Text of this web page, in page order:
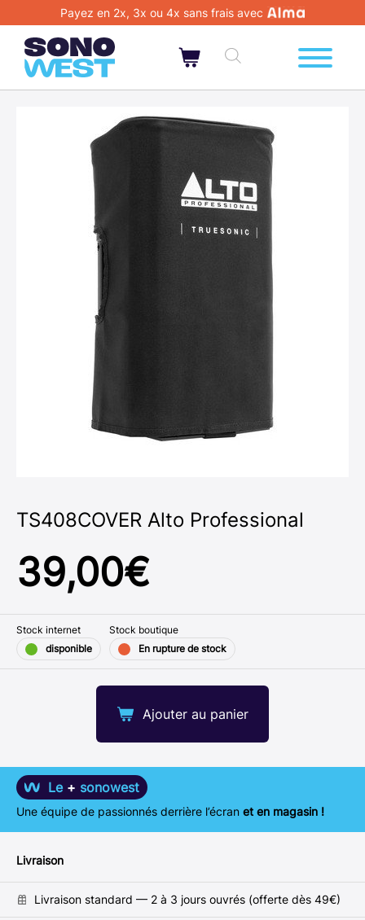
Payez en 2x, 3x ou 4x sans frais avec
TS408COVER Alto Professional
39,00€
Ajouter au panier
Stock internet
disponible
Stock boutique
En rupture de stock
Le + sonowest
Une équipe de passionnés derrière l’écran et en magasin !
Livraison
Livraison standard — 2 à 3 jours ouvrés (offerte dès 49€)